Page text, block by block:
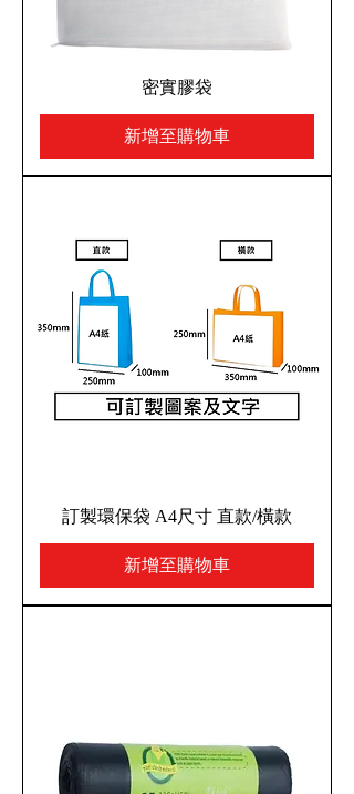
密實膠袋
新增至購物車
訂製環保袋 A4尺寸 直款/橫款
新增至購物車